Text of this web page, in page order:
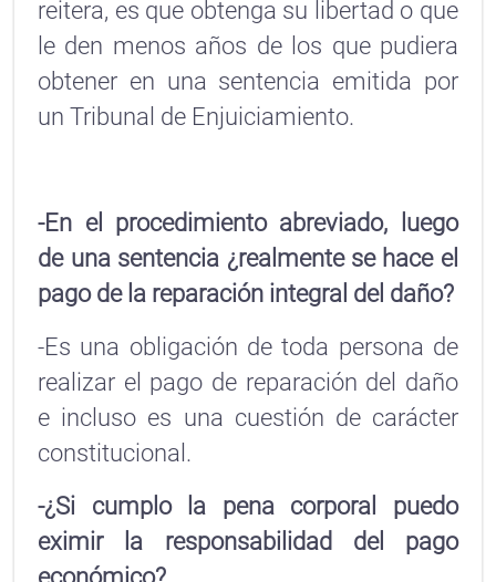
reitera, es que obtenga su libertad o que
le den menos años de los que pudiera
obtener en una sentencia emitida por
un Tribunal de Enjuiciamiento.
-En el procedimiento abreviado, luego
de una sentencia ¿realmente se hace el
pago de la reparación integral del daño?
-Es una obligación de toda persona de
realizar el pago de reparación del daño
e incluso es una cuestión de carácter
constitucional.
-¿Si cumplo la pena corporal puedo
eximir la responsabilidad del pago